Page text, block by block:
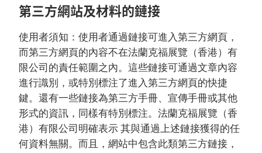
第三方網站及材料的鏈接
使用者須知：使用者通過鏈接可進入第三方網頁，
而第三方網頁的內容不在法蘭克福展覽（香港）有
限公司的責任範圍之內。這些鏈接可通過文章內容
進行識別，或特別標注了進入第三方網頁的快捷
鍵。還有一些鏈接為第三方手冊、宣傳手冊或其他
形式的資訊，同樣有特別標注。法蘭克福展覽（香
港）有限公司明確表示 其與通過上述鏈接獲得的任
何資料無關。而且，網站中包含此類第三方鏈接，